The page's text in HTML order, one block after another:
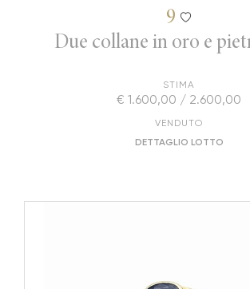
9
Due collane in oro e
STIMA
€ 1.600,00 / 2.600,00
VENDUTO
DETTAGLIO LOTTO